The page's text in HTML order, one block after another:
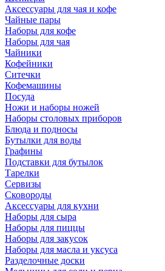
Аксессуары для чая и кофе
Чайные пары
Наборы для кофе
Наборы для чая
Чайники
Кофейники
Ситечки
Кофемашины
Посуда
Ножи и наборы ножей
Наборы столовых приборов
Блюда и подносы
Бутылки для воды
Графины
Подставки для бутылок
Тарелки
Сервизы
Сковороды
Аксессуары для кухни
Наборы для сыра
Наборы для пиццы
Наборы для закусок
Наборы для масла и уксуса
Разделочные доски